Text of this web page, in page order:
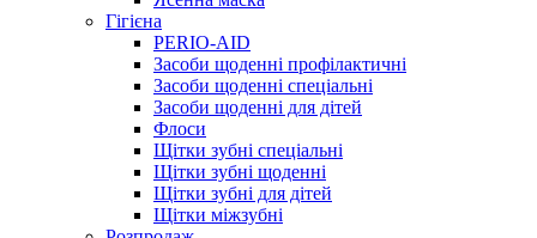
Гігієна
PERIO-AID
Засоби щоденні профілактичні
Засоби щоденні спеціальні
Засоби щоденні для дітей
Флоси
Щітки зубні спеціальні
Щітки зубні щоденні
Щітки зубні для дітей
Щітки міжзубні